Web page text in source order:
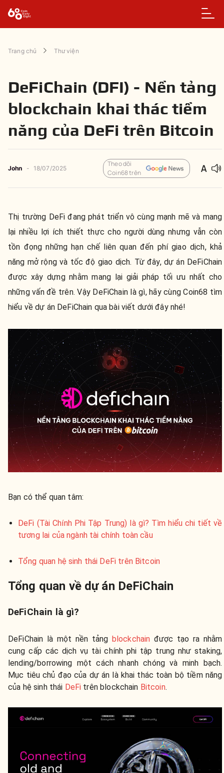
Trang chủ Thư viện
DeFiChain (DFI) - Nền tảng
blockchain khai thác tiềm
năng của DeFi trên Bitcoin
John - 18/07/2025
Theo dõi
Coin68 trên
Thị trường DeFi đang phát triển vô cùng mạnh mẽ và mang
lại nhiều lợi ích thiết thực cho người dùng nhưng vẫn còn
tồn đọng những hạn chế liên quan đến phí giao dịch, khả
năng mở rộng và tốc độ giao dịch. Từ đây, dự án DeFiChain
được xây dựng nhằm mang lại giải pháp tối ưu nhất cho
những vấn đề trên. Vậy DeFiChain là gì, hãy cùng Coin68 tìm
hiểu về dự án DeFiChain qua bài viết dưới đây nhé!
Bạn có thể quan tâm:
DeFi (Tài Chính Phi Tập Trung) là gì? Tìm hiểu chi tiết về
tương lai của ngành tài chính toàn cầu
Tổng quan hệ sinh thái DeFi trên Bitcoin
Tổng quan về dự án DeFiChain
DeFiChain là gì?
DeFiChain là một nền tảng blockchain được tạo ra nhằm
cung cấp các dịch vụ tài chính phi tập trung như staking,
lending/borrowing một cách nhanh chóng và minh bạch.
Mục tiêu chủ đạo của dự án là khai thác toàn bộ tiềm năng
của hệ sinh thái DeFi trên blockchain Bitcoin.